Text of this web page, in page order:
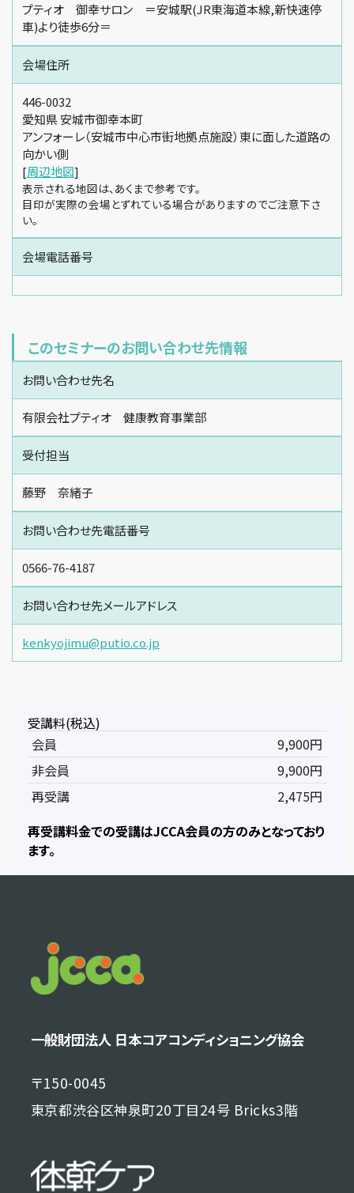
プティオ 御幸サロン ＝安城駅(JR東海道本線,新快速停
車)より徒歩6分＝
会場住所
446-0032
愛知県 安城市御幸本町
アンフォーレ（安城市中心市街地拠点施設）東に面した道路の
向かい側
[周辺地図]
表示される地図は、あくまで参考です。
目印が実際の会場とずれている場合がありますのでご注意下さ
い。
会場電話番号
このセミナーのお問い合わせ先情報
お問い合わせ先名
有限会社プティオ 健康教育事業部
受付担当
藤野 奈緒子
お問い合わせ先電話番号
0566-76-4187
お問い合わせ先メールアドレス
kenkyojimu@putio.co.jp
受講料(税込)
会員
9,900円
非会員
9,900円
再受講
2,475円
再受講料金での受講はJCCA会員の方のみとなっており
ます。
一般財団法人 日本コアコンディショニング協会
〒150-0045
東京都渋谷区神泉町20丁目24号 Bricks3階